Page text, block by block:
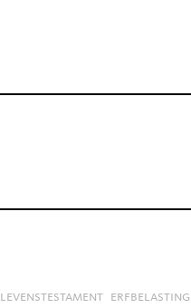
levenstestament erfbelasting